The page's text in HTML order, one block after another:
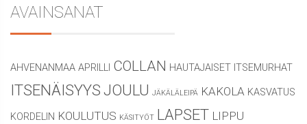
AVAINSANAT
AHVENANMAA APRILLI COLLAN HAUTAJAISET ITSEMURHAT
ITSENÄISYYS JOULU JÄKÄLÄLEIPÄ KAKOLA KASVATUS
KORDELIN KOULUTUS KÄSITYÖT LAPSET LIPPU